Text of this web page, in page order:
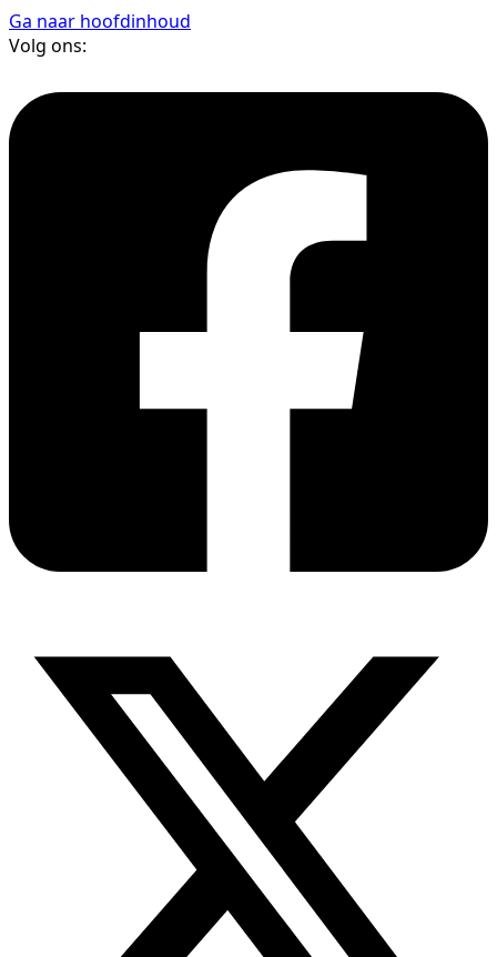
Ga naar hoofdinhoud
Volg ons: